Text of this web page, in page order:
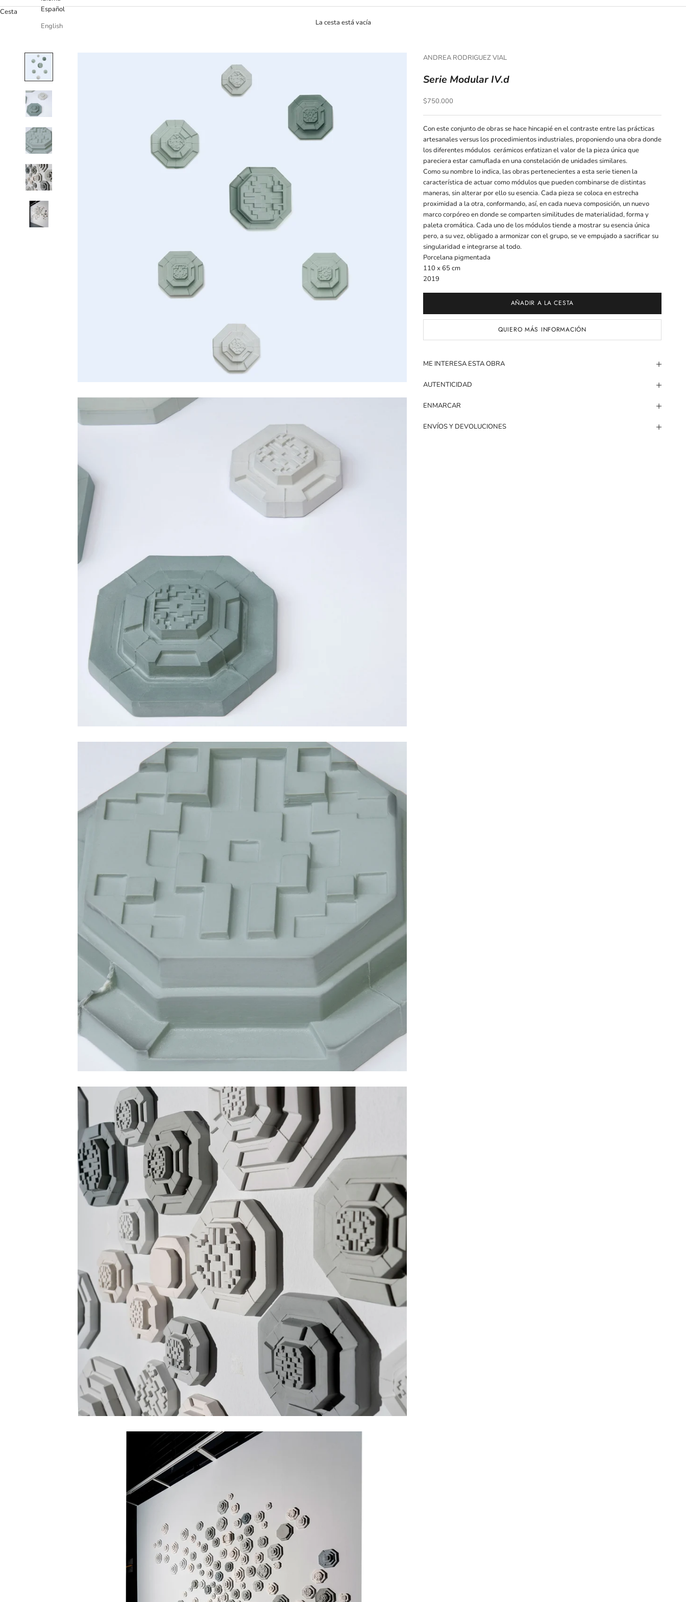
Español
English
Cesta
La cesta está vacía
ANDREA RODRIGUEZ VIAL
Serie Modular IV.d
Precio de oferta
$750.000
Con este conjunto de obras se hace hincapié en el contraste entre las prácticas
artesanales versus los procedimientos industriales, proponiendo una obra donde
los diferentes módulos cerámicos enfatizan el valor de la pieza única que
pareciera estar camuflada en una constelación de unidades similares.
Como su nombre lo indica, las obras pertenecientes a esta serie tienen la
característica de actuar como módulos que pueden combinarse de distintas
maneras, sin alterar por ello su esencia. Cada pieza se coloca en estrecha
proximidad a la otra, conformando, así, en cada nueva composición, un nuevo
marco corpóreo en donde se comparten similitudes de materialidad, forma y
paleta cromática. Cada uno de los módulos tiende a mostrar su esencia única
pero, a su vez, obligado a armonizar con el grupo, se ve empujado a sacrificar su
singularidad e integrarse al todo.
Porcelana pigmentada
110 x 65 cm
2019
AÑADIR A LA CESTA
QUIERO MÁS INFORMACIÓN
ME INTERESA ESTA OBRA
AUTENTICIDAD
ENMARCAR
ENVÍOS Y DEVOLUCIONES